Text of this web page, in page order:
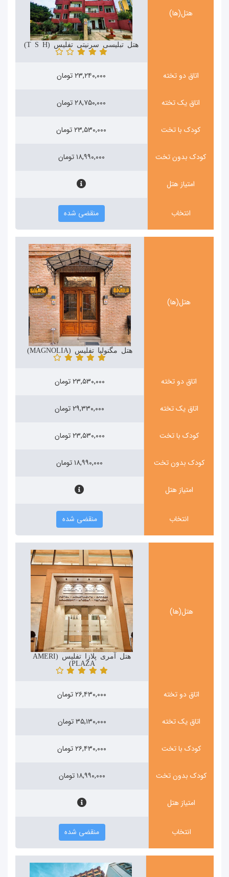
هتل(ها)
هتل تبلیسی سرنیتی تفلیس (Tbilisi Serenity Hotel)
اتاق دو تخته ۲۳,۲۴۰,۰۰۰ تومان
اتاق یک تخته ۲۸,۷۵۰,۰۰۰ تومان
کودک با تخت ۲۳,۵۳۰,۰۰۰ تومان
کودک بدون تخت ۱۸,۹۹۰,۰۰۰ تومان
امتیاز هتل
انتخاب منقضی شده
هتل(ها)
هتل مگنولیا تفلیس (MAGNOLIA)
اتاق دو تخته ۲۳,۵۳۰,۰۰۰ تومان
اتاق یک تخته ۲۹,۳۳۰,۰۰۰ تومان
کودک با تخت ۲۳,۵۳۰,۰۰۰ تومان
کودک بدون تخت ۱۸,۹۹۰,۰۰۰ تومان
امتیاز هتل
انتخاب منقضی شده
هتل(ها)
هتل آمری پلازا تفلیس (AMERI
PLAZA)
اتاق دو تخته ۲۶,۴۳۰,۰۰۰ تومان
اتاق یک تخته ۳۵,۱۳۰,۰۰۰ تومان
کودک با تخت ۲۶,۴۳۰,۰۰۰ تومان
کودک بدون تخت ۱۸,۹۹۰,۰۰۰ تومان
امتیاز هتل
انتخاب منقضی شده